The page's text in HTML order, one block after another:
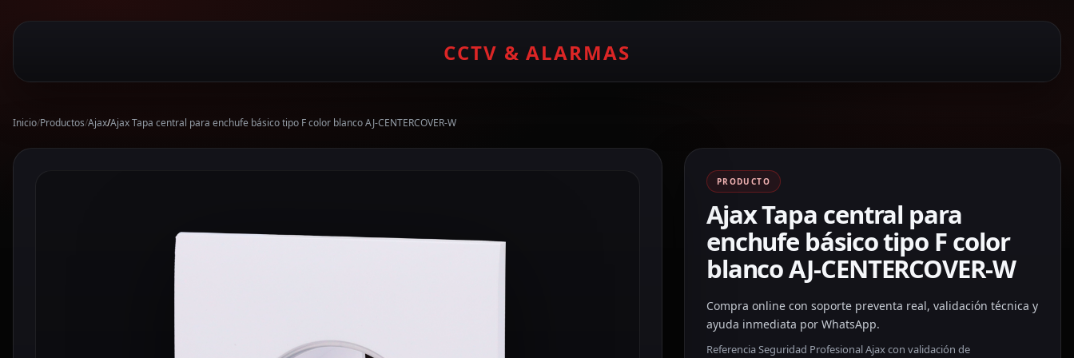
CCTV & ALARMAS
Inicio/Productos/Ajax/Ajax Tapa central para enchufe básico tipo F color blanco AJ-CENTERCOVER-W
PRODUCTO
Ajax Tapa central para
enchufe básico tipo F color
blanco AJ-CENTERCOVER-W
Compra online con soporte preventa real, validación técnica y
ayuda inmediata por WhatsApp.
Referencia Seguridad Profesional Ajax con validación de